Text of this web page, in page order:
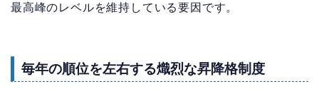
最高峰のレベルを維持している要因です。
毎年の順位を左右する熾烈な昇降格制度